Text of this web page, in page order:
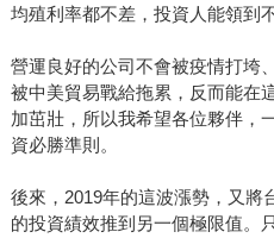
均殖利率都不差，投資人能領到
營運良好的公司不會被疫情打垮
被中美貿易戰給拖累，反而能在
加茁壯，所以我希望各位夥伴，
資必勝準則。
後來，2019年的這波漲勢，又將
的投資績效推到另一個極限值。